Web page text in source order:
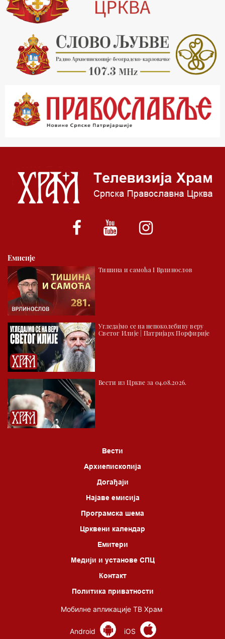
17.03 Фолклор магазин
17.30 Тврђаве Дунава
18.03 Кроз историју Београда
18.30 Врлинослов
19.40 Вечерње молитве
20.00 Вести из Цркве
20.15 Реч Архијереја
00.03 Црквена предавања и трибине
01.03 Српски јерарси
01.30 Хроника Архиепископије
02.30 Млади у Цркви
03.03 Палета културног наслеђа
04.00 Час историје
05.30 Храм културе
06.00 Црквена предавања и трибине
*најважније вести емитујемо на сваки пун сат
Емисије
Тишина и самоћа I Врлинослов
Угледајмо се на непоколебиву веру
Светог Илије | Патријарх Порфирије
Вести из Цркве за 04.08.2026.
Вести
Архиепископија
Догађаји
Најаве емисија
Програмска шема
Црквени календар
Емитери
Медији и установе СПЦ
Контакт
Политика приватности
Мобилне апликације ТВ Храм
Android iOS